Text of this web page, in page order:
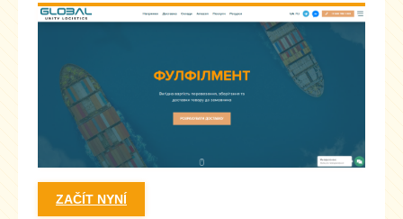
ZAČÍT NYNÍ